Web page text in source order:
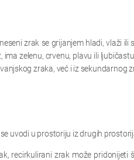
zrak se grijanjem hladi, vlaži
ima zelenu, crvenu, plavu ili
zraka, već i iz sekundarnog
uvodi u prostoriju iz drugih
recirkulirani zrak može